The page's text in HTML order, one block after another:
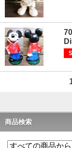
商品検索